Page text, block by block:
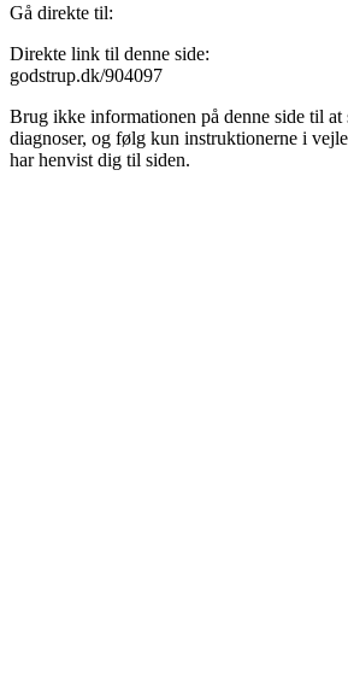
Gå direkte til:
Direkte link til denne side:
godstrup.dk/904097
Brug ikke informationen på denne side til at
diagnoser, og følg kun instruktionerne i
har henvist dig til siden.